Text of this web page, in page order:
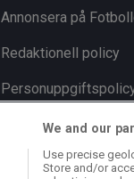
Annonsera på
Redaktionell policy
Cookiepolicy
We and our
Use precise
Store and/or